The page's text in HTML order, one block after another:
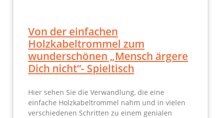
Von der einfachen
Holzkabeltrommel zum
wunderschönen „Mensch ärgere
Dich nicht“- Spieltisch
Hier sehen Sie die Verwandlung, die eine
einfache Holzkabeltrommel nahm und in vielen
verschiedenen Schritten zu einem genialen